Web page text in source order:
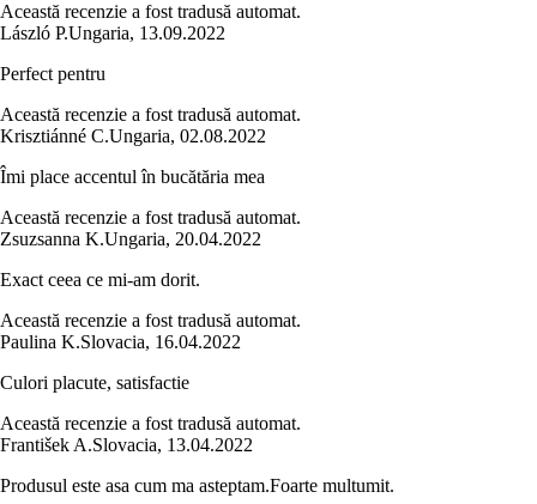
Această recenzie a fost tradusă automat.
László P.Ungaria, 13.09.2022
Perfect pentru
Această recenzie a fost tradusă automat.
Krisztiánné C.Ungaria, 02.08.2022
Îmi place accentul în bucătăria mea
Această recenzie a fost tradusă automat.
Zsuzsanna K.Ungaria, 20.04.2022
Exact ceea ce mi-am dorit.
Această recenzie a fost tradusă automat.
Paulina K.Slovacia, 16.04.2022
Culori placute, satisfactie
Această recenzie a fost tradusă automat.
František A.Slovacia, 13.04.2022
Produsul este asa cum ma asteptam.Foarte multumit.